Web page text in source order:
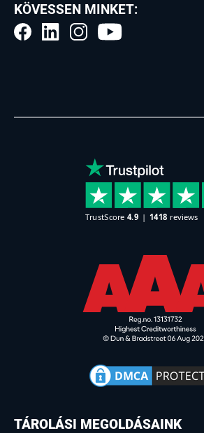
KÖVESSEN MINKET:
TÁROLÁSI MEGOLDÁSAINK